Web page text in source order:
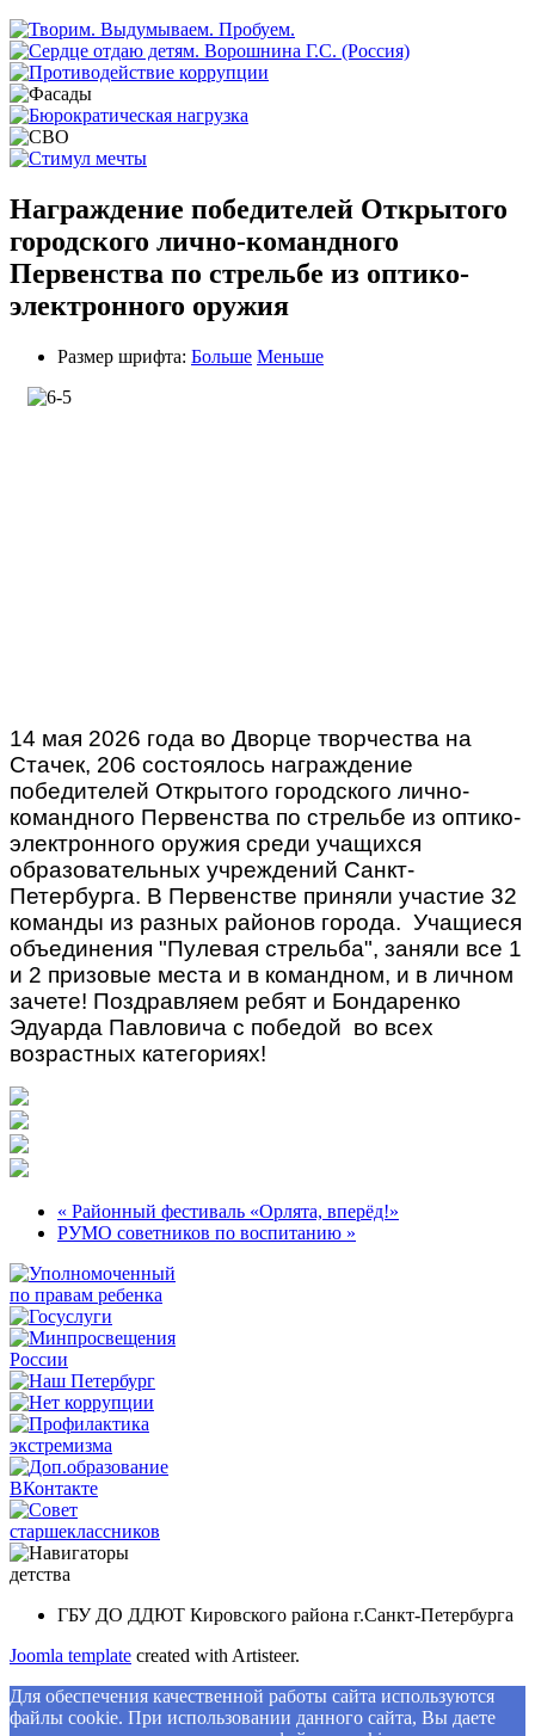
Награждение победителей Открытого
городского лично-командного
Первенства по стрельбе из оптико-
электронного оружия
Размер шрифта: Больше Меньше
14 мая 2026 года во Дворце творчества на
Стачек, 206 состоялось награждение
победителей Открытого городского лично-
командного Первенства по стрельбе из оптико-
электронного оружия среди учащихся
образовательных учреждений Санкт-
Петербурга. В Первенстве приняли участие 32
команды из разных районов города. Учащиеся
объединения "Пулевая стрельба", заняли все 1
и 2 призовые места и в командном, и в личном
зачете! Поздравляем ребят и Бондаренко
Эдуарда Павловича с победой во всех
возрастных категориях!
« Районный фестиваль «Орлята, вперёд!»
РУМО советников по воспитанию »
ГБУ ДО ДДЮТ Кировского района г.Санкт-Петербурга
Joomla template created with Artisteer.
Для обеспечения качественной работы сайта используются
файлы cookie. При использовании данного сайта, Вы даете